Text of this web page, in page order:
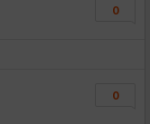
0
0